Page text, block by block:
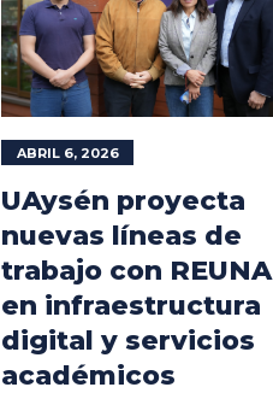
ABRIL 6, 2026
UAysén proyecta
nuevas líneas de
trabajo con REUNA
en infraestructura
digital y servicios
académicos